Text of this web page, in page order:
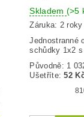
Skladem (>5
Záruka: 2 roky
Jednostranné
schůdky 1x2
Původně: 1
Ušetříte:52